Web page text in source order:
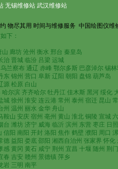
无锡维修站 武汉维修站
物尽其用 时间与维修服务 中国绘图仪维
下：
廊坊 沧州 衡水 邢台 秦皇岛
治 晋城 临汾 吕梁 运城
兰察布 通辽 赤峰 鄂尔多斯 巴彦淖尔 锡
锦州 营口 阜新 辽阳 朝阳 盘锦 葫芦岛
源 松原 白山
尔滨 齐齐哈尔 牡丹江 佳木斯 黑河 绥化
徐州 淮安 连云港 常州 泰州 宿迁 昆山
州 温州 丽水 金华 舟山
山 安庆 宿州 亳州 黄山 淮北 铜陵 宣城
台 潍坊 济宁 威海 临沂 滨州 东营 枣庄 日
阳 南阳 开封 洛阳 焦作 鹤壁 濮阳 周口
益阳 娄底 邵阳 湘西自治州 张家界 怀化
黄冈 黄石 咸宁 荆州 宜昌 十堰 随州 荆
春 吉安 赣州 景德镇 萍乡
岩 三明 南平